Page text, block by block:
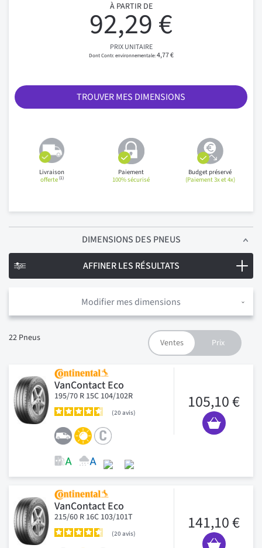
À PARTIR DE
92,29 €
PRIX UNITAIRE
4,77 €
TROUVER MES DIMENSIONS
Livraison
offerte(1)
Paiement
100% sécurisé
Budget préservé
(Paiement 3x et 4x)
DIMENSIONS DES PNEUS
Modifier mes dimensions
22 Pneus
VanContact Eco
195/70 R 15C 104/102R
20avis
105,10 €
VanContact Eco
215/60 R 16C 103/101T
20avis
141,10 €
AFFINER LES RÉSULTATS